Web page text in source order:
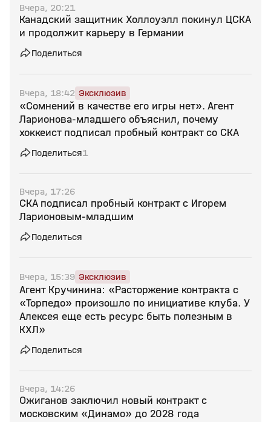
Вчера, 20:21
Канадский защитник Холлоуэлл покинул ЦСКА
и продолжит карьеру в Германии
Поделиться
Вчера, 18:42 Эксклюзив
«Сомнений в качестве его игры нет». Агент
Ларионова‑младшего объяснил, почему
хоккеист подписал пробный контракт со СКА
Поделиться1
Вчера, 17:26
СКА подписал пробный контракт с Игорем
Ларионовым‑младшим
Поделиться
Вчера, 15:39 Эксклюзив
Агент Кручинина: «Расторжение контракта с
«Торпедо» произошло по инициативе клуба. У
Алексея еще есть ресурс быть полезным в
КХЛ»
Поделиться
Вчера, 14:26
Ожиганов заключил новый контракт с
московским «Динамо» до 2028 года